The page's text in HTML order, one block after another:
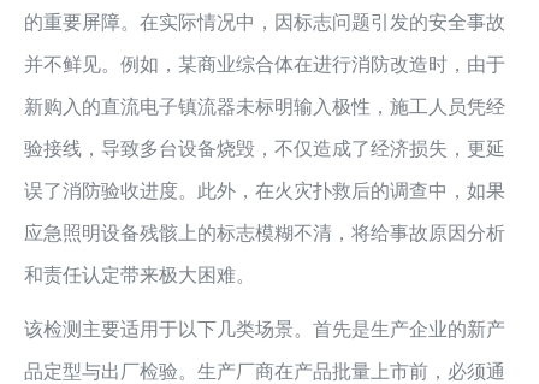
的重要屏障。在实际情况中，因标志问题引发的安全事故
并不鲜见。例如，某商业综合体在进行消防改造时，由于
新购入的直流电子镇流器未标明输入极性，施工人员凭经
验接线，导致多台设备烧毁，不仅造成了经济损失，更延
误了消防验收进度。此外，在火灾扑救后的调查中，如果
应急照明设备残骸上的标志模糊不清，将给事故原因分析
和责任认定带来极大困难。
该检测主要适用于以下几类场景。首先是生产企业的新产
品定型与出厂检验。生产厂商在产品批量上市前，必须通